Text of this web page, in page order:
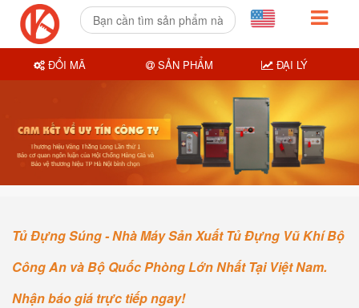
Tủ Đựng Súng - Nhà Máy Sản Xuất Tủ Đựng Vũ Khí Bộ
Công An và Bộ Quốc Phòng Lớn Nhất Tại Việt Nam.
Nhận báo giá trực tiếp ngay!
ĐỔI MÃ SẢN PHẨM ĐẠI LÝ